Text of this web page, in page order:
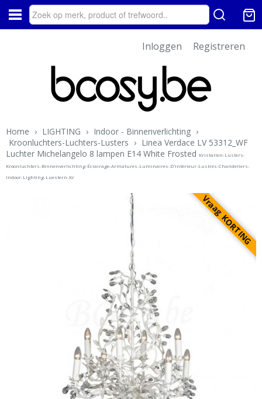
Inloggen Registreren
Home › LIGHTING › Indoor - Binnenverlichting ›
Kroonluchters-Luchters-Lusters › Linea Verdace LV 53312_WF
Luchter Michelangelo 8 lampen E14 White Frosted Kristallen-Lusters-
Kroonluchters-Binnenverlichting-Éclairage-Armatures-Luminaires-D'intérieur-Lustres-Chandeliers-
Indoor-Lighting-Luestern-Kr
Vraag KORTING